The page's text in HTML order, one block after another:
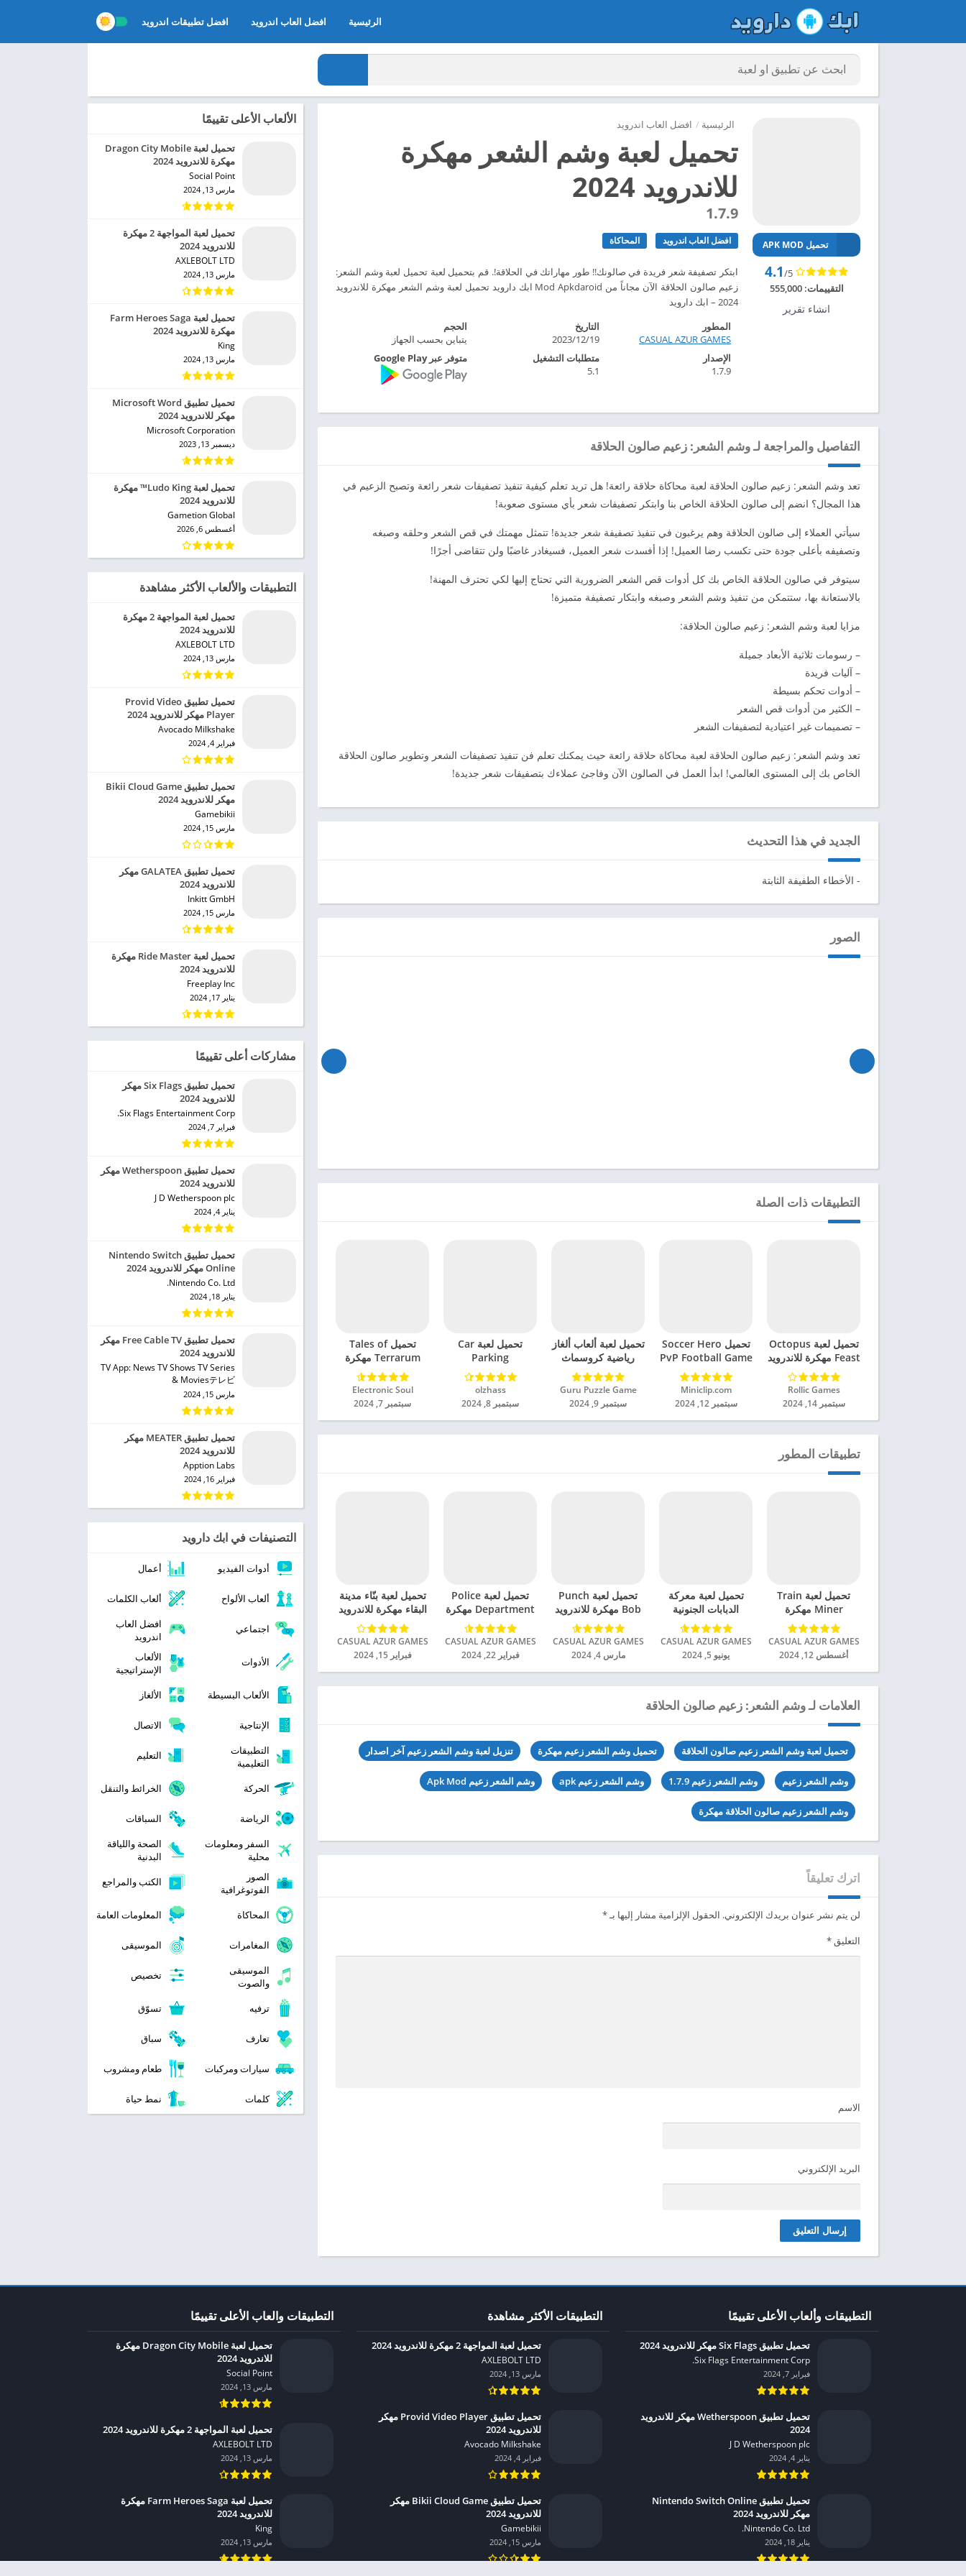
الرئيسية افضل العاب اندرويد افضل تطبيقات اندرويد
الرئيسية / افضل العاب اندرويد
تحميل لعبة وشم الشعر مهكرة
للاندرويد 2024
1.7.9
افضل العاب اندرويد المحاكاة
ابتكر تصفيفة شعر فريدة في صالونك!! طور مهاراتك في الحلاقة!. قم بتحميل لعبة تحميل لعبة وشم الشعر:
زعيم صالون الحلاقة الآن مجاناً من Mod Apkdaroid ابك دارويد تحميل لعبة وشم الشعر مهكرة للاندرويد
2024 – ابك دارويد
تحميل APK MOD
4.1/5
التقييمات:555,000
انشاء تقرير
المطور
CASUAL AZUR GAMES‏
التاريخ
2023/12/19
الحجم
يتباين بحسب الجهاز
الإصدار
1.7.9
متطلبات التشغيل
5.1
متوفر عبر Google Play
التفاصيل والمراجعة لـ وشم الشعر: زعيم صالون الحلاقة
تعد وشم الشعر: زعيم صالون الحلاقة لعبة محاكاة حلاقة رائعة! هل تريد تعلم كيفية تنفيذ تصفيفات شعر رائعة وتصبح الزعيم في
هذا المجال؟ انضم إلى صالون الحلاقة الخاص بنا وابتكر تصفيفات شعر بأي مستوى صعوبة!
سيأتي العملاء إلى صالون الحلاقة وهم يرغبون في تنفيذ تصفيفة شعر جديدة! تتمثل مهمتك في قص الشعر وحلقه وصبغه
وتصفيفه بأعلى جودة حتى تكسب رضا العميل! إذا أفسدت شعر العميل، فسيغادر غاضبًا ولن تتقاضى أجرًا!
سيتوفر في صالون الحلاقة الخاص بك كل أدوات قص الشعر الضرورية التي تحتاج إليها لكي تحترف المهنة!
بالاستعانة بها، ستتمكن من تنفيذ وشم الشعر وصبغه وابتكار تصفيفة متميزة!
مزايا لعبة وشم الشعر: زعيم صالون الحلاقة:
– رسومات ثلاثية الأبعاد جميلة
– آليات فريدة
– أدوات تحكم بسيطة
– الكثير من أدوات قص الشعر
– تصميمات غير اعتيادية لتصفيفات الشعر
تعد وشم الشعر: زعيم صالون الحلاقة لعبة محاكاة حلاقة رائعة حيث يمكنك تعلم فن تنفيذ تصفيفات الشعر وتطوير صالون الحلاقة
الخاص بك إلى المستوى العالمي! ابدأ العمل في الصالون الآن وفاجئ عملاءك بتصفيفات شعر جديدة!
الجديد في هذا التحديث
- الأخطاء الطفيفة الثابتة
الصور
التطبيقات ذات الصلة
تحميل لعبة Octopus
Feast مهكرة للاندرويد
2024
Rollic Games‏
سبتمبر 14, 2024
تحميل Soccer Hero
PvP Football Game
مهكرة للاندرويد 2024
Miniclip.com‏
سبتمبر 12, 2024
تحميل لعبة ألعاب ألغاز
رياضية كروسماث
مهكرة للاندرويد 2024
Guru Puzzle Game‏
سبتمبر 9, 2024
تحميل لعبة Car
Parking
Multiplayer 2
مهكرة للاندرويد 2024
olzhass‏
سبتمبر 8, 2024
تحميل Tales of
Terrarum مهكرة
للاندرويد 2024
Electronic Soul‏
سبتمبر 7, 2024
تطبيقات المطور
تحميل لعبة Train
Miner مهكرة
للاندرويد 2024
CASUAL AZUR GAMES‏
أغسطس 12, 2024
تحميل لعبة معركة
الدبابات الجنونية
مهكرة للاندرويد 2024
CASUAL AZUR GAMES‏
يونيو 5, 2024
تحميل لعبة Punch
Bob مهكرة للاندرويد
2024
CASUAL AZUR GAMES‏
مارس 4, 2024
تحميل لعبة Police
Department مهكرة
للاندرويد 2024
CASUAL AZUR GAMES‏
فبراير 22, 2024
تحميل لعبة بنّاء مدينة
البقاء مهكرة للاندرويد
2024
CASUAL AZUR GAMES‏
فبراير 15, 2024
العلامات لـ وشم الشعر: زعيم صالون الحلاقة
تحميل لعبة وشم الشعر زعيم صالون الحلاقة تحميل وشم الشعر زعيم مهكرة تنزيل لعبة وشم الشعر زعيم آخر اصدار
وشم الشعر زعيم وشم الشعر زعيم 1.7.9 وشم الشعر زعيم apk وشم الشعر زعيم Apk Mod
وشم الشعر زعيم صالون الحلاقة مهكرة
اترك تعليقاً
لن يتم نشر عنوان بريدك الإلكتروني. الحقول الإلزامية مشار إليها بـ*
التعليق*
الاسم
البريد الإلكتروني
الألعاب الأعلى تقييمًا
تحميل لعبة Dragon City Mobile
مهكرة للاندرويد 2024
Social Point‏
مارس 13, 2024
تحميل لعبة المواجهة 2 مهكرة
للاندرويد 2024
AXLEBOLT LTD‏
مارس 13, 2024
تحميل لعبة Farm Heroes Saga
مهكرة للاندرويد 2024
King‏
مارس 13, 2024
تحميل تطبيق Microsoft Word
مهكر للاندرويد 2024
Microsoft Corporation‏
ديسمبر 13, 2023
تحميل لعبة Ludo King™ مهكرة
للاندرويد 2024
Gametion Global‏
أغسطس 6, 2026
التطبيقات والألعاب الأكثر مشاهدة
تحميل لعبة المواجهة 2 مهكرة
للاندرويد 2024
AXLEBOLT LTD‏
مارس 13, 2024
تحميل تطبيق Provid Video
Player مهكر للاندرويد 2024
Avocado Milkshake‏
فبراير 4, 2024
تحميل تطبيق Bikii Cloud Game
مهكر للاندرويد 2024
Gamebikii‏
مارس 15, 2024
تحميل تطبيق GALATEA مهكر
للاندرويد 2024
Inkitt GmbH‏
مارس 15, 2024
تحميل لعبة Ride Master مهكرة
للاندرويد 2024
Freeplay Inc‏
يناير 17, 2024
مشاركات أعلى تقييمًا
تحميل تطبيق Six Flags مهكر
للاندرويد 2024
Six Flags Entertainment Corp.‏
فبراير 7, 2024
تحميل تطبيق Wetherspoon مهكر
للاندرويد 2024
J D Wetherspoon plc‏
يناير 4, 2024
تحميل تطبيق Nintendo Switch
Online مهكر للاندرويد 2024
Nintendo Co. Ltd.‏
يناير 18, 2024
تحميل تطبيق Free Cable TV مهكر
للاندرويد 2024
TV App: News TV Shows TV Series
& Moviesテレビ‏
مارس 15, 2024
تحميل تطبيق MEATER مهكر
للاندرويد 2024
Apption Labs‏
فبراير 16, 2024
التصنيفات في ابك دارويد
أدوات الفيديو أعمال
ألعاب الألواح ألعاب الكلمات
اجتماعي
افضل العاب
اندرويد
الأدوات
الألعاب
الإستراتيجية
الألعاب البسيطة
الألغاز
الإنتاجية
الاتصال
التطبيقات
التعليمية
التعليم
الحركة الخرائط والتنقل
الرياضة
السباقات
السفر ومعلومات
محلية
الصحة واللياقة
البدنية
الصور
الفوتوغرافية
الكتب والمراجع
المحاكاة المعلومات العامة
المغامرات
الموسيقى
الموسيقى
والصوت
تخصيص
ترفيه تسوّق
تعارف سباق
سيارات ومركبات طعام ومشروب
كلمات نمط حياة
التطبيقات والعاب الأعلى تقييمًا
تحميل لعبة Dragon City Mobile مهكرة
للاندرويد 2024
Social Point‏
مارس 13, 2024
تحميل لعبة المواجهة 2 مهكرة للاندرويد 2024
AXLEBOLT LTD‏
مارس 13, 2024
تحميل لعبة Farm Heroes Saga مهكرة
للاندرويد 2024
King‏
مارس 13, 2024
التطبيقات الأكثر مشاهدة
تحميل لعبة المواجهة 2 مهكرة للاندرويد 2024
AXLEBOLT LTD‏
مارس 13, 2024
تحميل تطبيق Provid Video Player مهكر
للاندرويد 2024
Avocado Milkshake‏
فبراير 4, 2024
تحميل تطبيق Bikii Cloud Game مهكر
للاندرويد 2024
Gamebikii‏
مارس 15, 2024
التطبيقات وألعاب الأعلى تقييمًا
تحميل تطبيق Six Flags مهكر للاندرويد 2024
Six Flags Entertainment Corp.‏
فبراير 7, 2024
تحميل تطبيق Wetherspoon مهكر للاندرويد
2024
J D Wetherspoon plc‏
يناير 4, 2024
تحميل تطبيق Nintendo Switch Online
مهكر للاندرويد 2024
Nintendo Co. Ltd.‏
يناير 18, 2024